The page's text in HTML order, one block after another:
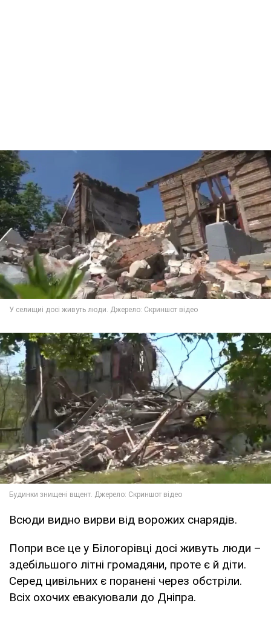
Всюди видно вирви від ворожих снарядів.
Попри все це у Білогорівці досі живуть люди –
здебільшого літні громадяни, проте є й діти.
Серед цивільних є поранені через обстріли.
Всіх охочих евакуювали до Дніпра.